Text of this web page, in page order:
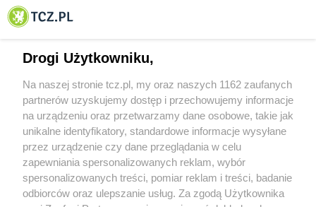
© 2001-2026 Tczew - TCZ.PL Sp. z o.o. Internetowy Serwis Informacyjny Miasta
O FIRMIE POLITYKA PRYWATNOŚCI HOSTING
REKLAMA WSPÓŁPRACA RSS FACEBOOK KONTAKT
Drogi Użytkowniku,
Na naszej stronie tcz.pl, my oraz naszych 1162 zaufanych
partnerów uzyskujemy dostęp i przechowujemy informacje
na urządzeniu oraz przetwarzamy dane osobowe, takie jak
unikalne identyfikatory, standardowe informacje wysyłane
przez urządzenie czy dane przeglądania w celu
zapewniania spersonalizowanych reklam, wybór
spersonalizowanych treści, pomiar reklam i treści, badanie
odbiorców oraz ulepszanie usług. Za zgodą Użytkownika